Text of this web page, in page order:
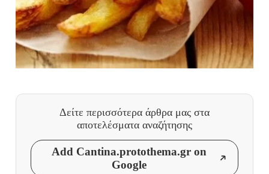
Δείτε περισσότερα άρθρα μας στα
αποτελέσματα αναζήτησης
Add Cantina.protothema.gr on
Google